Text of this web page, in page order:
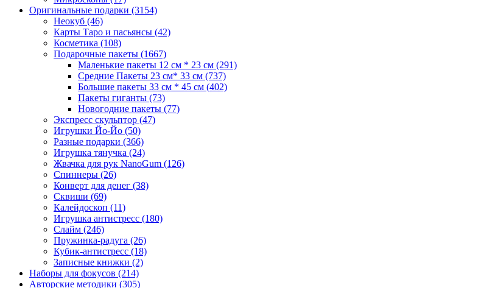
Оригинальные подарки (3154)
Неокуб (46)
Карты Таро и пасьянсы (42)
Косметика (108)
Подарочные пакеты (1667)
Маленькие пакеты 12 см * 23 см (291)
Средние Пакеты 23 см* 33 см (737)
Большие пакеты 33 см * 45 см (402)
Пакеты гиганты (73)
Новогодние пакеты (77)
Экспресс скульптор (47)
Игрушки Йо-Йо (50)
Разные подарки (366)
Игрушка тянучка (24)
Жвачка для рук NanoGum (126)
Спиннеры (26)
Конверт для денег (38)
Сквиши (69)
Калейдоскоп (11)
Игрушка антистресс (180)
Слайм (246)
Пружинка-радуга (26)
Кубик-антистресс (18)
Записные книжки (2)
Наборы для фокусов (214)
Авторские методики (305)